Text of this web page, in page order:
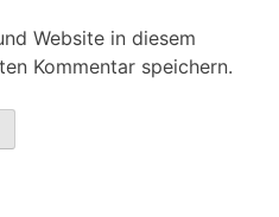
Website in diesem
Kommentar speichern.